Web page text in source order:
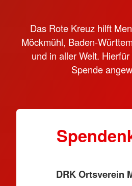
Das Rote Kreuz hilft
Möckmühl, Baden-
und in aller Welt.
Spende
DRK Ortsverein